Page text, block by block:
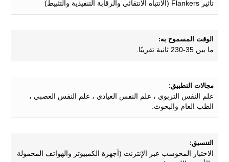
تأثير Flankers (الانتباه الانتقائي والرقابة التنفيذية والتثبيط)
الوقت المسموح به:
ما بين 35-230 ثانية تقريبًا.
مجالات التطبيق:
علم النفس التربوي ، علم النفس العيادي ، علم النفس العصبي ،
الطب العام والبحوث.
التنسيق:
الاختبار المحوسب عبر الإنترنت (أجهزة الكمبيوتر والهواتف المحمولة